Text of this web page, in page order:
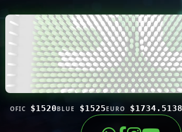
OFIC $1520BLUE $1525EURO $1734.5138